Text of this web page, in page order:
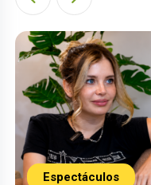
Espectáculos